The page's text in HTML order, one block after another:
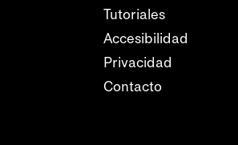
Tutoriales
Accesibilidad
Privacidad
Contacto